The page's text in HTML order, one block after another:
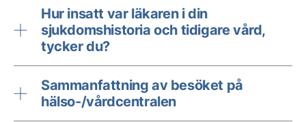
Hur insatt var läkaren i din
sjukdomshistoria och tidigare vård,
tycker du?
Sammanfattning av besöket på
hälso-/vårdcentralen